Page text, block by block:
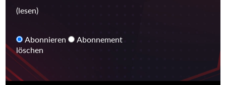
(lesen)
Abonnieren
Abonnement
löschen